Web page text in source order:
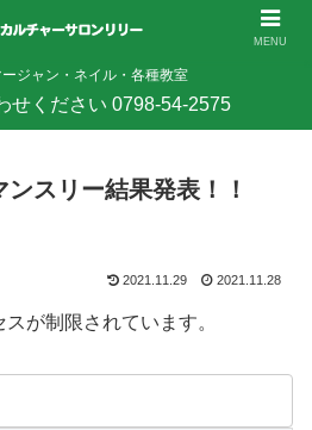
ジャン・ネイル・各種教室
ンスリー結果発表！！
2021.11.29 2021.11.28
が制限されています。
MENU